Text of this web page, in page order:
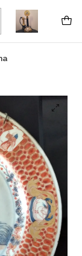
em Viana do